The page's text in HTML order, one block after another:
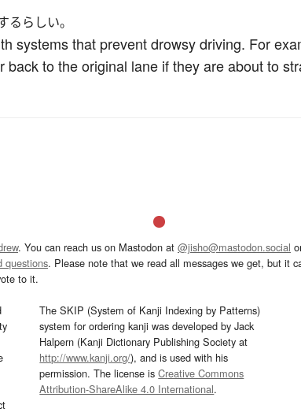
るらしい。
systems that prevent drowsy driving. For
to the original lane if they are about to
. You can reach us on Mastodon at @jisho@mastodon.social
questions. Please note that we read all messages we get, but it
to it.
The SKIP (System of Kanji Indexing by Patterns)
system for ordering kanji was developed by Jack
Halpern (Kanji Dictionary Publishing Society at
http://www.kanji.org/), and is used with his
permission. The license isCreative Commons
Attribution-ShareAlike 4.0 International.